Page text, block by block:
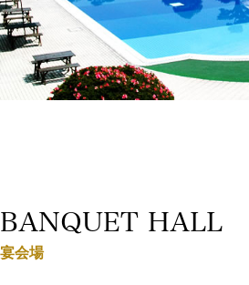
BANQUET HALL
宴会場